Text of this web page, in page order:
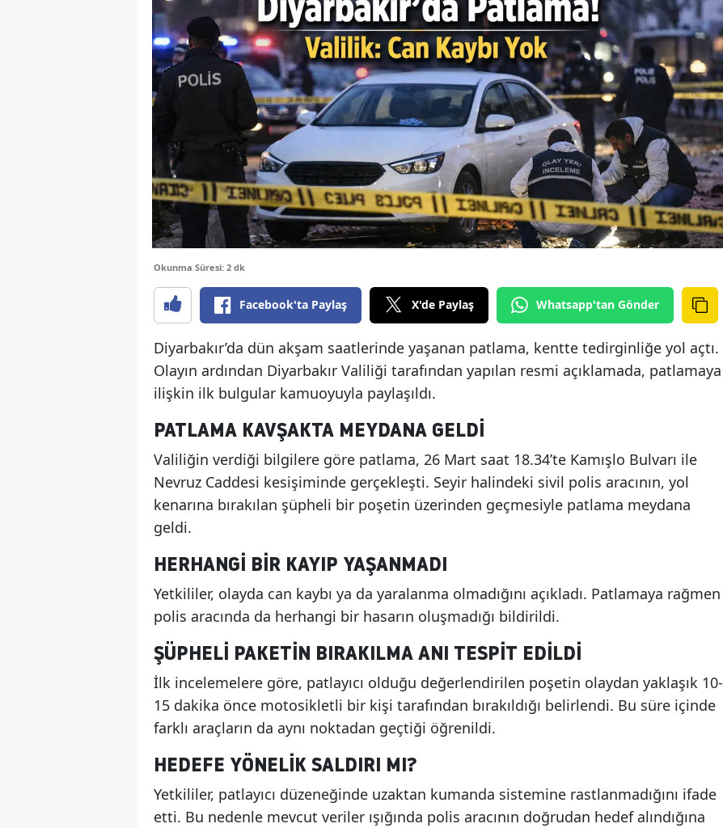
Okunma Süresi: 2 dk
Facebook'ta Paylaş X'de Paylaş Whatsapp'tan Gönder
Diyarbakır’da dün akşam saatlerinde yaşanan patlama, kentte tedirginliğe yol açtı.
Olayın ardından Diyarbakır Valiliği tarafından yapılan resmi açıklamada, patlamaya
ilişkin ilk bulgular kamuoyuyla paylaşıldı.
PATLAMA KAVŞAKTA MEYDANA GELDI
Valiliğin verdiği bilgilere göre patlama, 26 Mart saat 18.34’te Kamışlo Bulvarı ile
Nevruz Caddesi kesişiminde gerçekleşti. Seyir halindeki sivil polis aracının, yol
kenarına bırakılan şüpheli bir poşetin üzerinden geçmesiyle patlama meydana
geldi.
HERHANGI BIR KAYIP YAŞANMADI
Yetkililer, olayda can kaybı ya da yaralanma olmadığını açıkladı. Patlamaya rağmen
polis aracında da herhangi bir hasarın oluşmadığı bildirildi.
ŞÜPHELI PAKETIN BIRAKILMA ANI TESPIT EDILDI
İlk incelemelere göre, patlayıcı olduğu değerlendirilen poşetin olaydan yaklaşık 10-
15 dakika önce motosikletli bir kişi tarafından bırakıldığı belirlendi. Bu süre içinde
farklı araçların da aynı noktadan geçtiği öğrenildi.
HEDEFE YÖNELIK SALDIRI MI?
Yetkililer, patlayıcı düzeneğinde uzaktan kumanda sistemine rastlanmadığını ifade
etti. Bu nedenle mevcut veriler ışığında polis aracının doğrudan hedef alındığına